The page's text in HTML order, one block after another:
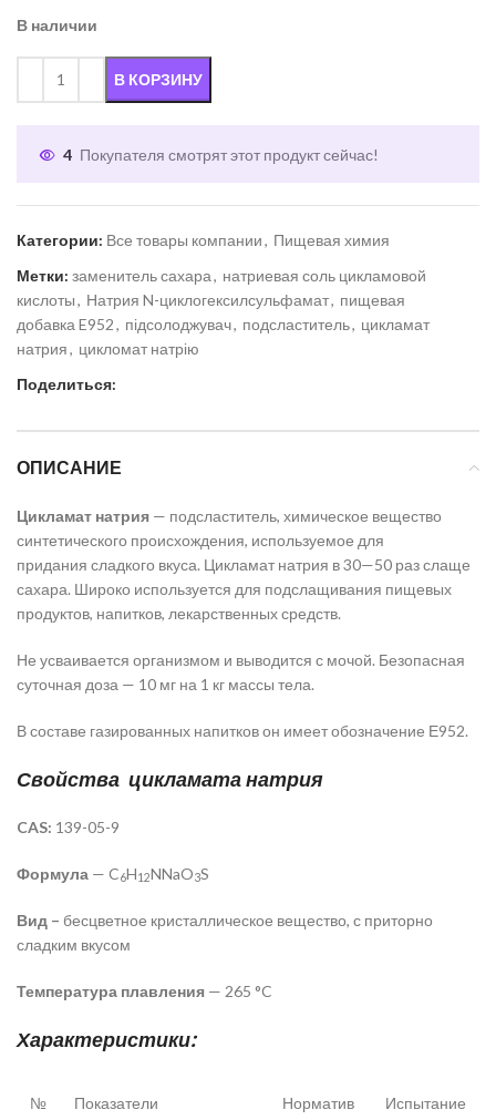
В наличии
В КОРЗИНУ
4 Покупателя смотрят этот продукт сейчас!
Категории: Все товары компании, Пищевая химия
Метки: заменитель сахара, натриевая соль цикламовой
кислоты, Натрия N-​циклогексилсульфамат, пищевая
добавка E952, підсолоджувач, подсластитель, цикламат
натрия, цикломат натрію
Поделиться:
ОПИСАНИЕ
Цикламат натрия — подсластитель, химическое вещество
синтетического происхождения, используемое для
придания сладкого вкуса. Цикламат натрия в 30—50 раз слаще
сахара. Широко используется для подслащивания пищевых
продуктов, напитков, лекарственных средств.
Не усваивается организмом и выводится с мочой. Безопасная
суточная доза — 10 мг на 1 кг массы тела.
В составе газированных напитков он имеет обозначение Е952.
Свойства цикламата натрия
CAS: 139-05-9
Формула — C6H12NNaO3S
Вид – бесцветное кристаллическое вещество, с приторно
сладким вкусом
Температура плавления — 265 °C
Характеристики:
№ Показатели Норматив Испытание